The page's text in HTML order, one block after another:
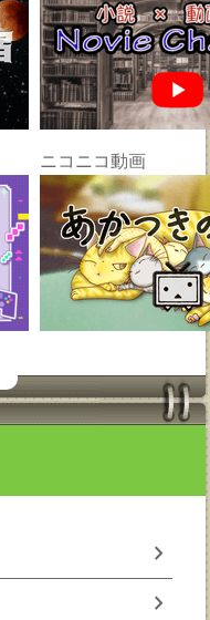
ニコニコ動画
chevron_right
chevron_right